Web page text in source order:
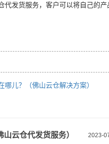
代发货服务，客户可以将自己的
哪儿？（佛山云仓解决方案）
2023-
云仓代发货服务）